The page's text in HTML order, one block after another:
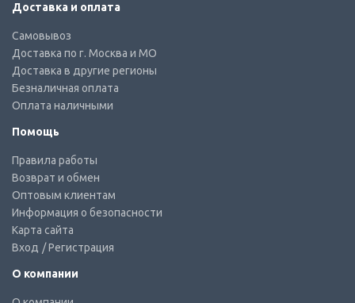
Доставка и оплата
Самовывоз
Доставка по г. Москва и МО
Доставка в другие регионы
Безналичная оплата
Оплата наличными
Помощь
Правила работы
Возврат и обмен
Оптовым клиентам
Информация о безопасности
Карта сайта
Вход / Регистрация
О компании